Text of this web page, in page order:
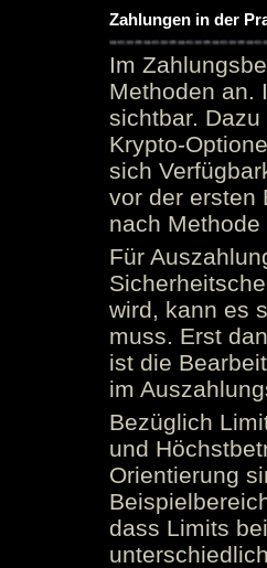
Zahlungen in der
Im
Methoden an.
sichtbar.
Krypto-
sich
vor der ersten
nach
Für
wird, kann es
muss. Erst
ist die
im
Bezüglich
und
Orientierung
dass Limits